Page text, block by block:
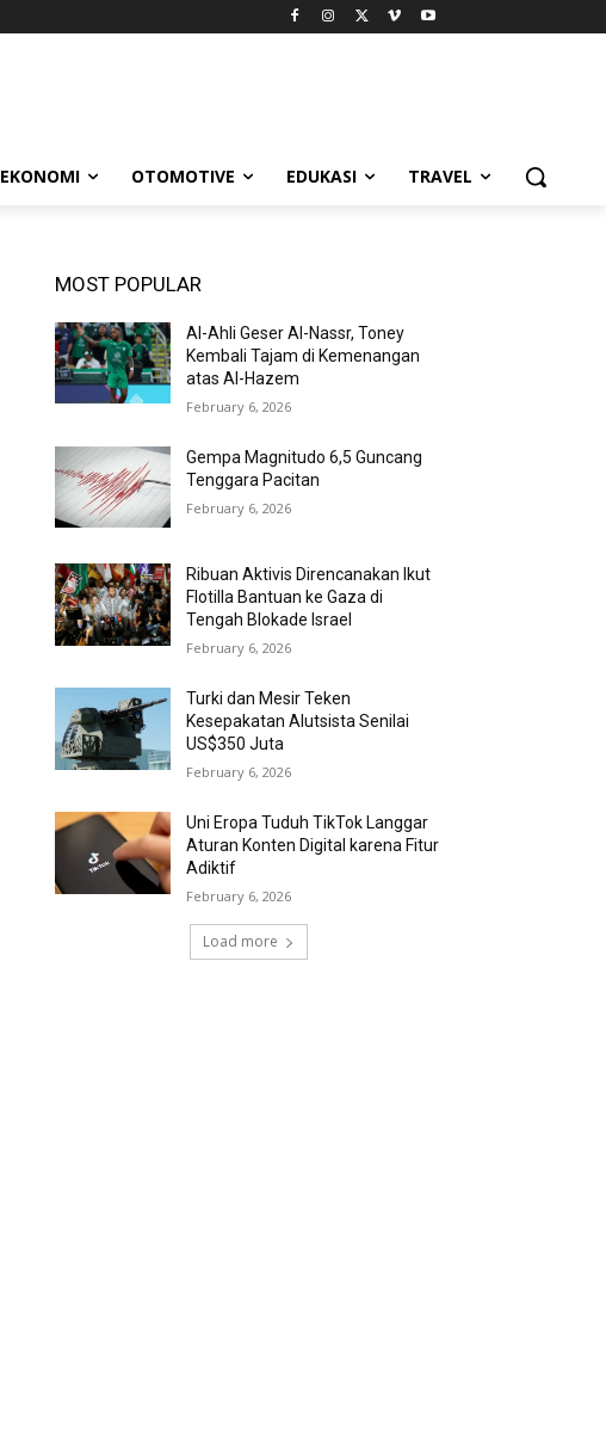
EKONOMI OTOMOTIVE EDUKASI TRAVEL
MOST POPULAR
Al-Ahli Geser Al-Nassr, Toney
Kembali Tajam di Kemenangan
atas Al-Hazem
February 6, 2026
Gempa Magnitudo 6,5 Guncang
Tenggara Pacitan
February 6, 2026
Ribuan Aktivis Direncanakan Ikut
Flotilla Bantuan ke Gaza di
Tengah Blokade Israel
February 6, 2026
Turki dan Mesir Teken
Kesepakatan Alutsista Senilai
US$350 Juta
February 6, 2026
Uni Eropa Tuduh TikTok Langgar
Aturan Konten Digital karena Fitur
Adiktif
February 6, 2026
Load more